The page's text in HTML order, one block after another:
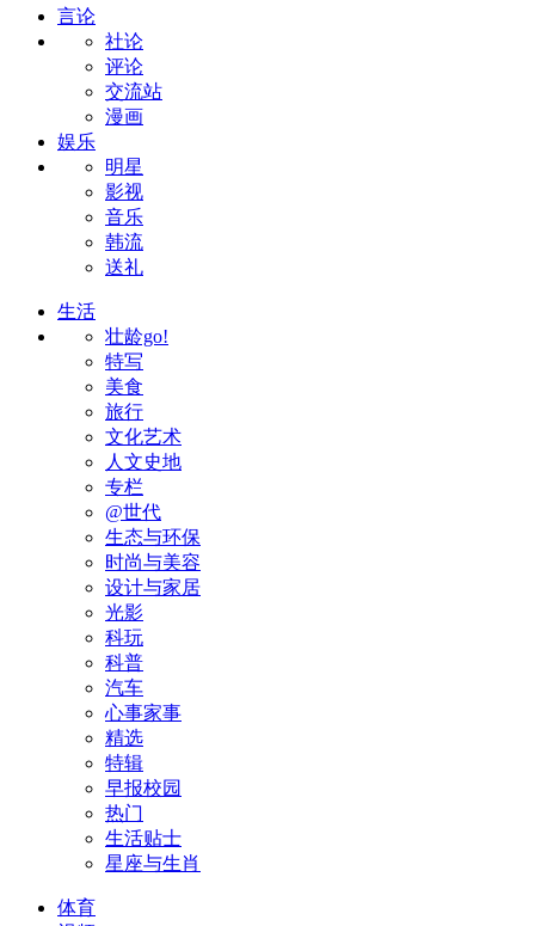
言论
社论
评论
交流站
漫画
娱乐
明星
影视
音乐
韩流
送礼
生活
壮龄go!
特写
美食
旅行
文化艺术
人文史地
专栏
@世代
生态与环保
时尚与美容
设计与家居
光影
科玩
科普
汽车
心事家事
精选
特辑
早报校园
热门
生活贴士
星座与生肖
体育